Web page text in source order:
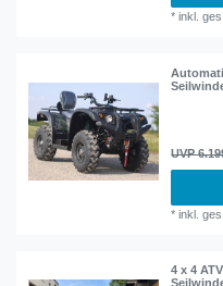
*inkl.
UVP
*inkl.
4 x 4